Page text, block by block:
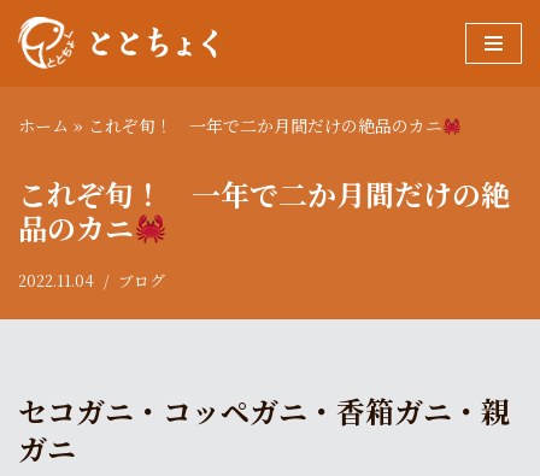
コ
テ
ツ
へ
ス
キ
ホーム » これぞ旬！ 一年で二か月間だけの絶品のカニ
これぞ旬！ 一年で二か月間だけの絶
品のカニ
2022.11.04 ブログ
セコガニ・コッペガニ・香箱ガニ・親
ガニ